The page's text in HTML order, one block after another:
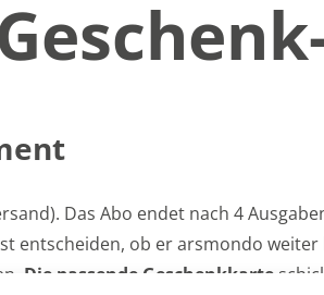
Das Abo endet nach 4
entscheiden, ob er arsmondo
Die passende Geschenkkarte